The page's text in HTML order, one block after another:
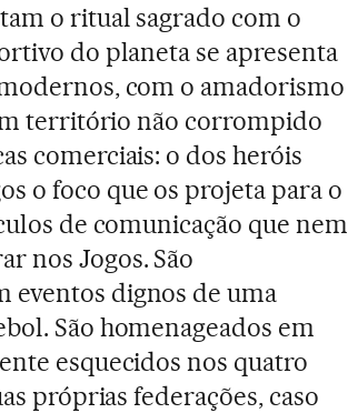
o ritual sagrado com o
do planeta se apresenta
com o amadorismo
território não corrompido
comerciais: o dos heróis
o foco que os projeta para o
de comunicação que nem
nos Jogos. São
eventos dignos de uma
São homenageados em
esquecidos nos quatro
próprias federações, caso